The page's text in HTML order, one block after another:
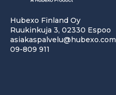
Hubexo Finland Oy
Ruukinkuja 3, 02330 Espoo
asiakaspalvelu@hubexo.com
09-809 911